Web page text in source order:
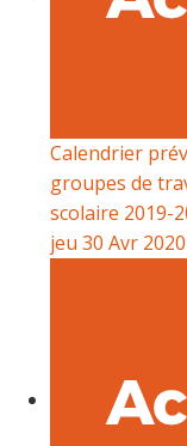
Calendrier
groupes de
scolaire 2019-
jeu 30 Avr 2020